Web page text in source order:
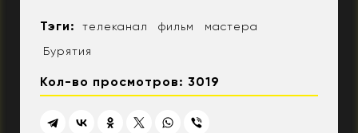
Тэги: телеканал фильм
мастера
Бурятия
Кол-во просмотров: 3019